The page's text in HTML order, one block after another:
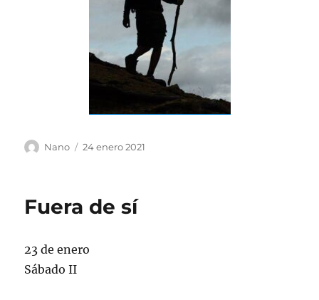
Autor
Nano
Publicado
24 enero 2021
Fuera de sí
23 de enero
Sábado II